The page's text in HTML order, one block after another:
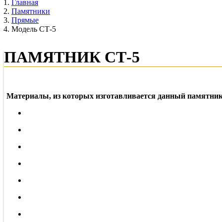
Главная
Памятники
Прямые
Модель СТ-5
ПАМЯТНИК СТ-5
Материалы, из которых изготавливается данный